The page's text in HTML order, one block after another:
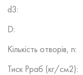
d3:
D:
Кількість отворів, n:
Тиск Рраб (кг/см2):